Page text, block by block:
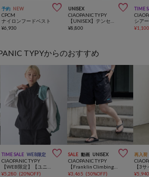
予約 NEW 
CPCM
ナイロンフードベスト
¥6,930
UNISEX 
CIAOPANIC TYPY
¥8,800
TIME
¥
TYPYからのおすすめ
TIME SALE WEB限定 
CIAOPANIC TYPY
¥5,280 (20%OFF)
SALE 動画 UNISEX 
CIAOPANIC TYPY
【Franklin Climbing】 水陸両用バギーショーツ/ハーフパンツ
¥3,465 (50%OFF)
再入荷
¥